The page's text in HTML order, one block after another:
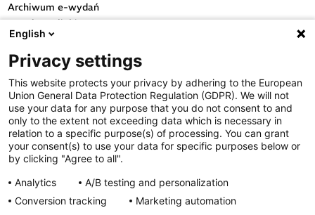
Archiwum e-wydań
Przydatne linki
OGÓLNE
Polityka prywatności
Regulamin serwisu
Regulamin konkursu
Farmacja Play
Regulamin konkursu Lakcid
Regulamin konkursu Acard
Regulamin konkursu Biotebal
English
Privacy settings
This website protects your privacy by adhering to the European
Union General Data Protection Regulation (GDPR). We will not
use your data for any purpose that you do not consent to and
only to the extent not exceeding data which is necessary in
relation to a specific purpose(s) of processing. You can grant
your consent(s) to use your data for specific purposes below or
by clicking "Agree to all".
Analytics
A/B testing and personalization
Conversion tracking
Marketing automation